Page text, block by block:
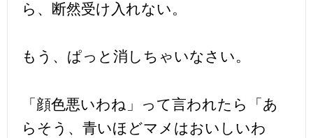
ら、断然受け入れない。
もう、ぱっと消しちゃいなさい。
「顔色悪いわね」って言われたら「あ
らそう、青いほどマメはおいしいわ